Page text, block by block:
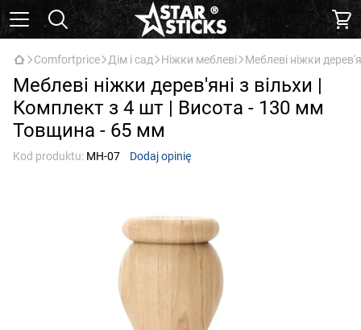
Comfortprice Дім і сад Ніжки меблеві Меблеві ніжки
Меблеві ніжки дерев'яні з вільхи |
Комплект з 4 шт | Висота - 130 мм
Товщина - 65 мм
Kod produktu: МН-07 Dodaj opinię